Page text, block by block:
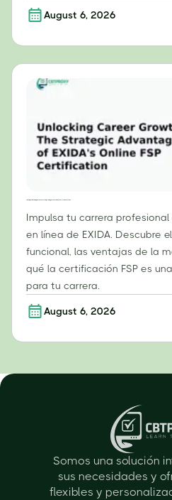
August 6, 2026
Impulsa tu carrera
en línea de EXIDA. Descubre
funcional, las ventajas de la
qué la certificación FSP es
para tu carrera.
August 6, 2026
Somos una solución
sus necesidades y
flexibles y